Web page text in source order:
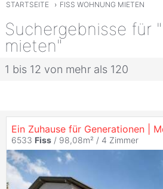
STARTSEITE › FISS WOHNUNG MIETEN
Suchergebnisse für
mieten"
1 bis 12 von mehr als 120
6533 Fiss / 98,08m² / 4 Zimmer